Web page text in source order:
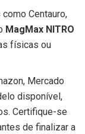
Centauro,
MagMax NITRO
físicas ou
Mercado
disponível,
Certifique-se
de finalizar a